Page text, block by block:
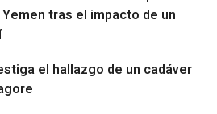
tras el impacto de un
el hallazgo de un cadáver